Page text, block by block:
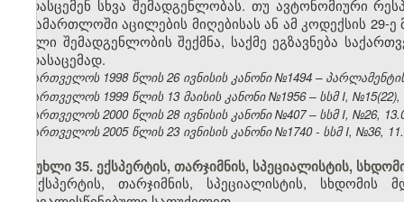
გადასცემენ სხვა შემადგენლობას. თუ ავტონომიური
სასამართლოში აცილების მიღებისას ან ამ კოდექსის
ახალი შემადგენლობის შექმნა, საქმე ეგზავნება
გადასაცემად.
საქართველოს 1998 წლის 26 ივნისის კანონი №1494 –
საქართველოს 1999 წლის 13 მაისის კანონი №1956 – სსმ I, №15(22),
საქართველოს 2000 წლის 28 ივნისის კანონი №407 – სსმ I, №26,
საქართველოს 2005 წლის 23 ივნისის კანონი №1740 - სსმ I, №36,
მუხლი 35. ექსპერტის, თარჯიმნის, სპეციალისტის,
ექსპერტის, თარჯიმნის, სპეციალისტის,